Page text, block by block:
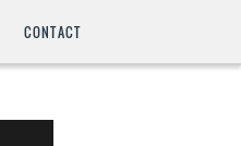
CONTACT